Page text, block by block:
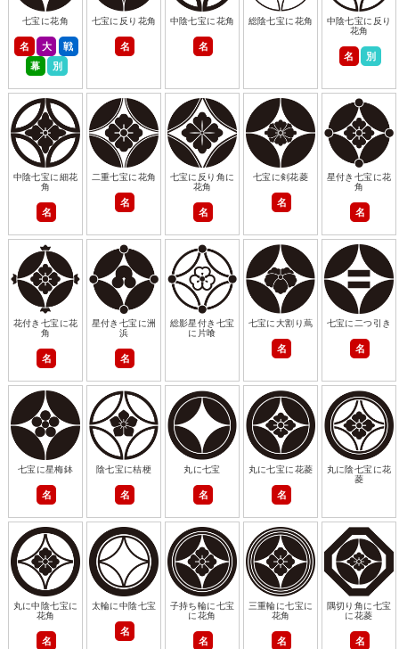
七宝に花角
名 大
戦
幕
別
七宝に反り花角
名
中陰七宝に花角
名
総陰七宝に花角
中陰七宝に反り
花角
名 別
中陰七宝に細花
角
名
二重七宝に花角
名
七宝に反り角に
花角
名
七宝に剣花菱
名
星付き七宝に花
角
名
花付き七宝に花
角
名
星付き七宝に洲
浜
名
総影星付き七宝
に片喰
七宝に大割り蔦
名
七宝に二つ引き
名
七宝に星梅鉢
名
陰七宝に桔梗
名
丸に七宝
名
丸に七宝に花菱
名
丸に陰七宝に花
菱
丸に中陰七宝に
花角
名
太輪に中陰七宝
名
子持ち輪に七宝
に花角
名
三重輪に七宝に
花角
名
隅切り角に七宝
に花菱
名